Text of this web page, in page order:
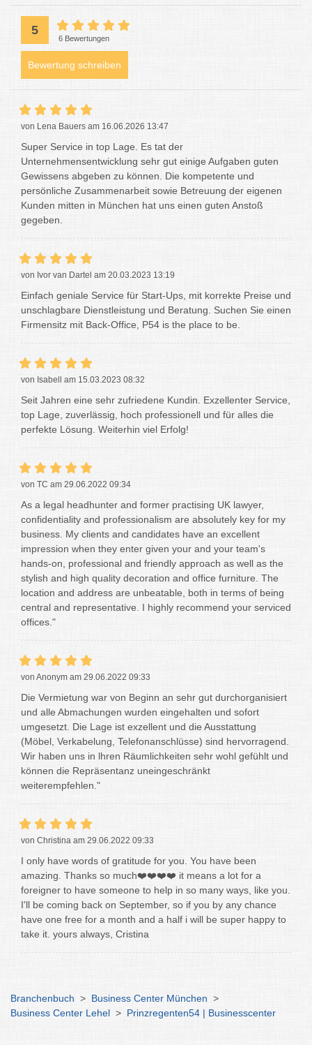
5
6 Bewertungen
Bewertung schreiben
von Lena Bauers am 16.06.2026 13:47
Super Service in top Lage. Es tat der
Unternehmensentwicklung sehr gut einige Aufgaben guten
Gewissens abgeben zu können. Die kompetente und
persönliche Zusammenarbeit sowie Betreuung der eigenen
Kunden mitten in München hat uns einen guten Anstoß
gegeben.
von Ivor van Dartel am 20.03.2023 13:19
Einfach geniale Service für Start-Ups, mit korrekte Preise und
unschlagbare Dienstleistung und Beratung. Suchen Sie einen
Firmensitz mit Back-Office, P54 is the place to be.
von Isabell am 15.03.2023 08:32
Seit Jahren eine sehr zufriedene Kundin. Exzellenter Service,
top Lage, zuverlässig, hoch professionell und für alles die
perfekte Lösung. Weiterhin viel Erfolg!
von TC am 29.06.2022 09:34
As a legal headhunter and former practising UK lawyer,
confidentiality and professionalism are absolutely key for my
business. My clients and candidates have an excellent
impression when they enter given your and your team's
hands-on, professional and friendly approach as well as the
stylish and high quality decoration and office furniture. The
location and address are unbeatable, both in terms of being
central and representative. I highly recommend your serviced
offices."
von Anonym am 29.06.2022 09:33
Die Vermietung war von Beginn an sehr gut durchorganisiert
und alle Abmachungen wurden eingehalten und sofort
umgesetzt. Die Lage ist exzellent und die Ausstattung
(Möbel, Verkabelung, Telefonanschlüsse) sind hervorragend.
Wir haben uns in lhren Räumlichkeiten sehr wohl gefühlt und
können die Repräsentanz uneingeschränkt
weiterempfehlen."
von Christina am 29.06.2022 09:33
I only have words of gratitude for you. You have been
amazing. Thanks so much❤️❤️❤️❤️ it means a lot for a
foreigner to have someone to help in so many ways, like you.
I'll be coming back on September, so if you by any chance
have one free for a month and a half i will be super happy to
take it. yours always, Cristina
Branchenbuch > Business Center München >
Business Center Lehel > Prinzregenten54 | Businesscenter